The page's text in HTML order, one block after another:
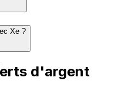
Xe ?
d'argent